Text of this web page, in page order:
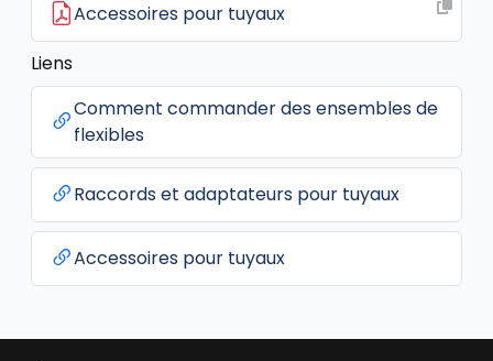
Accessoires pour tuyaux
Liens
Comment commander des ensembles de
flexibles
Raccords et adaptateurs pour tuyaux
Accessoires pour tuyaux